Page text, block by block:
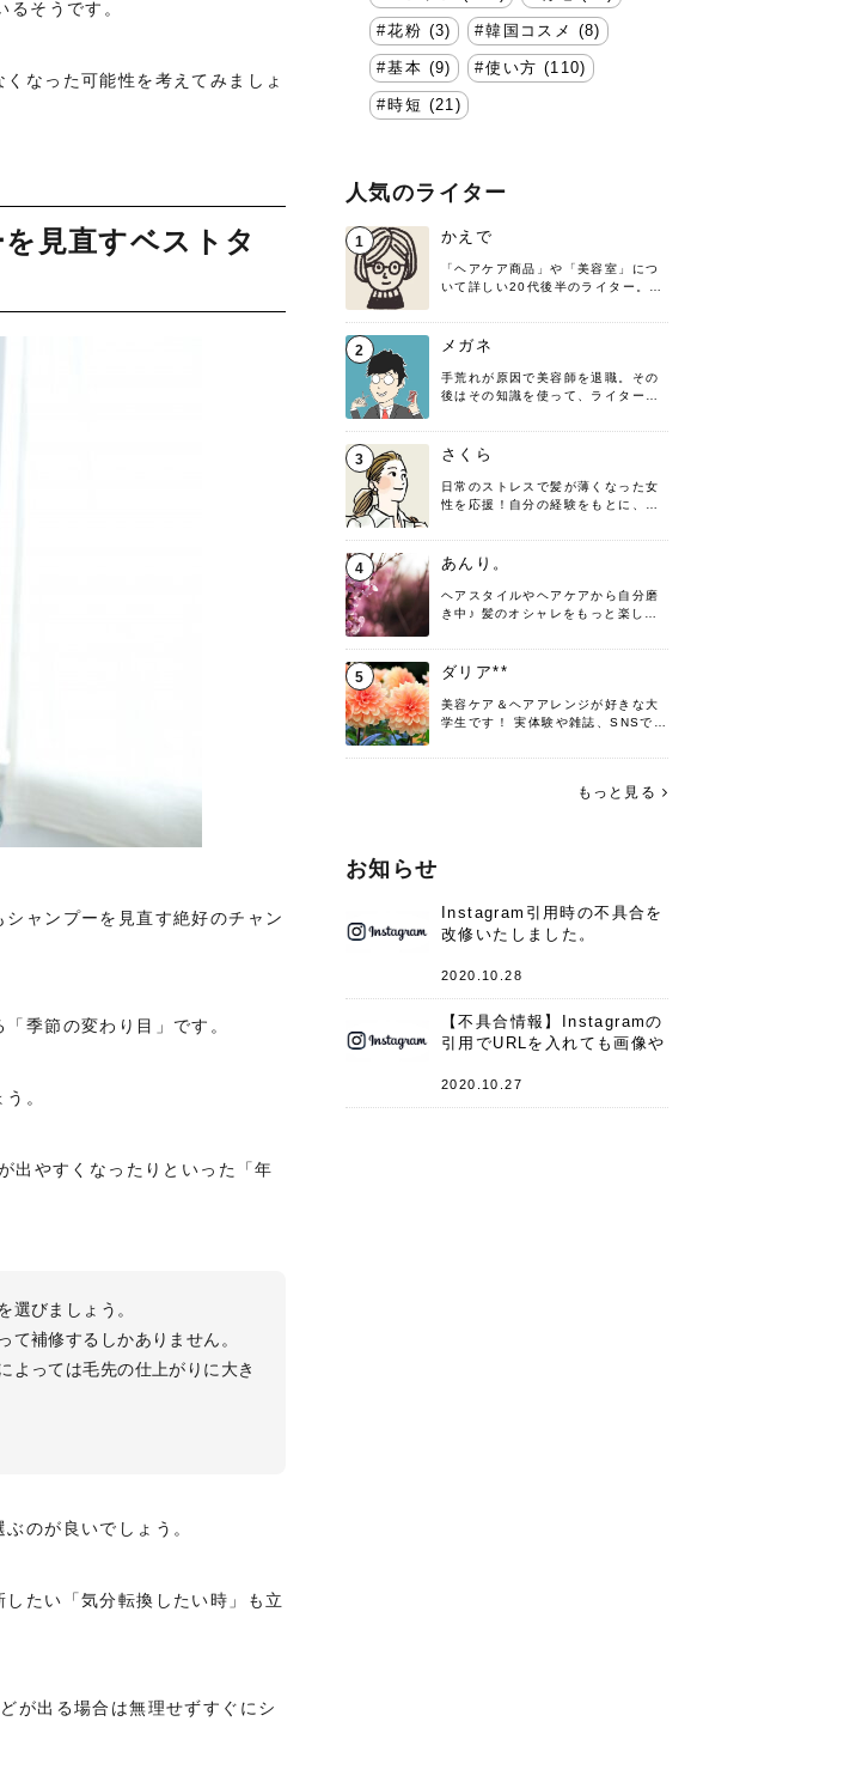
そうです。
なった可能性を考えてみましょ
見直すベストタ
ャンプーを見直す絶好のチャン
季節の変わり目」です。
。
出やすくなったりといった「年
選びましょう。
補修するしかありません。
よっては毛先の仕上がりに大き
のが良いでしょう。
たい「気分転換したい時」も立
が出る場合は無理せずすぐにシ
花粉 (3) 韓国コスメ (8)
基本 (9) 使い方 (110)
時短 (21)
人気のライター
1 かえで
「ヘアケア商品」や「美容室」につ
いて詳しい20代後半のライター。楽
す！
2 メガネ
手荒れが原因で美容師を退職。その
後はその知識を使って、ライターと
髪の知識をわかりやすく紹介しま
す！
3 さくら
日常のストレスで髪が薄くなった女
性を応援！自分の経験をもとに、執
4 あんり。
ヘアスタイルやヘアケアから自分磨
き中♪ 髪のオシャレをもっと楽しめ
♡ 役立つ情報をお届けできるように
頑張ります！よろしくお願いしま
5 ダリア**
美容ケア＆ヘアアレンジが好きな大
学生です！ 実体験や雑誌、SNSで知
す。 これからよろしくお願いします
もっと見る
お知らせ
Instagram引用時の不具合を
改修いたしました。
2020.10.28
【不具合情報】Instagramの
引用でURLを入れても画像や
件
2020.10.27